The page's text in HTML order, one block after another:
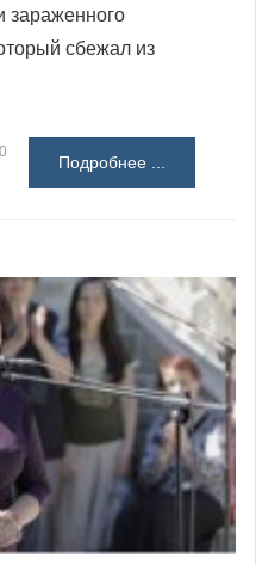
зараженного
сбежал из
Подробнее ...